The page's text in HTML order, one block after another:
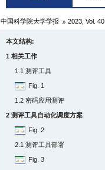
中国科学院大学学报 2023, Vol. 40
本文结构:
1 相关工作
1.1 测评工具
Fig. 1
1.2 密码应用测评
2 测评工具自动化调度方案
Fig. 2
2.1 测评工具部署
Fig. 3